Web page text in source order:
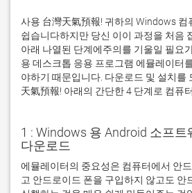
사용 台灣天氣預報! 귀하의 Windows 컴
쉽습니다하지만 당신 이이 과정을 처음
아래 나열된 단계에주의를 기울일 필요
용 데스크톱 응용 프로그램 에뮬레이터
야하기 때문입니다. 다운로드 및 설치를
天氣預報! 아래의 간단한 4 단계로 컴퓨
1 : Windows 용 Android 소프트
다운로드
에뮬레이터의 중요성은 컴퓨터에서 안
고 안드로이드 폰을 구입하지 않고도 안